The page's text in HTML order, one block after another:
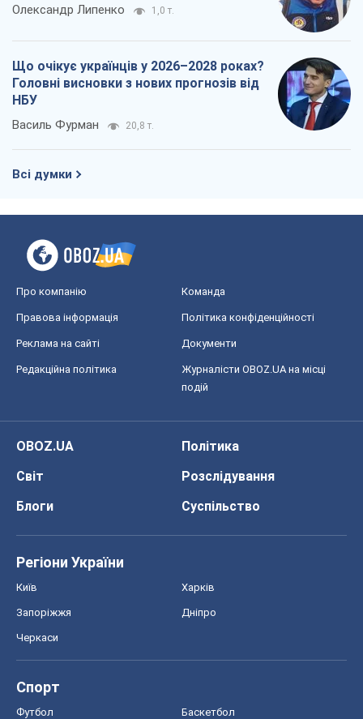
Олександр Липенко 1,0 т.
Що очікує українців у 2026–2028 роках?
Головні висновки з нових прогнозів від
НБУ
Василь Фурман 20,8 т.
Всі думки
Про компанію Команда
Правова інформація Політика конфіденційності
Реклама на сайті Документи
Редакційна політика
Журналісти OBOZ.UA на місці
подій
OBOZ.UA
Політика
Світ
Розслідування
Блоги
Суспільство
Регіони України
Київ Харків
Запоріжжя Дніпро
Черкаси
Спорт
Футбол Баскетбол